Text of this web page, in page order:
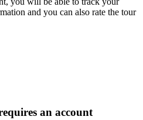
and you can also rate the tour
an account